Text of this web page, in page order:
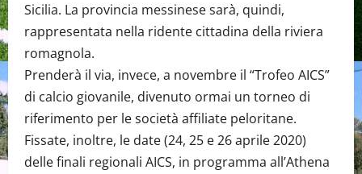
Sicilia. La provincia messinese sarà, quindi,
rappresentata nella ridente cittadina della riviera
romagnola.
Prenderà il via, invece, a novembre il “Trofeo AICS”
di calcio giovanile, divenuto ormai un torneo di
riferimento per le società affiliate peloritane.
Fissate, inoltre, le date (24, 25 e 26 aprile 2020)
delle finali regionali AICS, in programma all’Athena